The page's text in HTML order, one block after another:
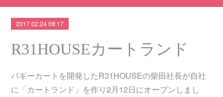
2017.02.24 08:17
R31HOUSEカートランド
バギーカートを開発したR31HOUSEの柴田社長が自社
に「カートランド」を作り2月12日にオープンしまし